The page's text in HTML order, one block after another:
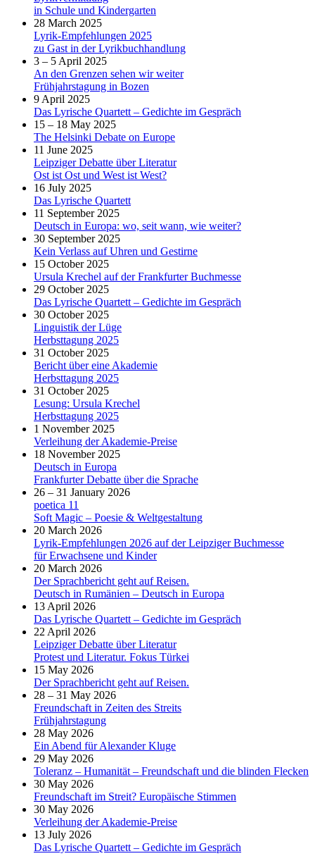
in Schule und Kindergarten
28 March 2025
Lyrik-Empfehlungen 2025
zu Gast in der Lyrikbuchhandlung
3 – 5 April 2025
An den Grenzen sehen wir weiter
Frühjahrstagung in Bozen
9 April 2025
Das Lyrische Quartett – Gedichte im Gespräch
15 – 18 May 2025
The Helsinki Debate on Europe
11 June 2025
Leipziger Debatte über Literatur
Ost ist Ost und West ist West?
16 July 2025
Das Lyrische Quartett
11 September 2025
Deutsch in Europa: wo, seit wann, wie weiter?
30 September 2025
Kein Verlass auf Uhren und Gestirne
15 October 2025
Ursula Krechel auf der Frankfurter Buchmesse
29 October 2025
Das Lyrische Quartett – Gedichte im Gespräch
30 October 2025
Linguistik der Lüge
Herbsttagung 2025
31 October 2025
Bericht über eine Akademie
Herbsttagung 2025
31 October 2025
Lesung: Ursula Krechel
Herbsttagung 2025
1 November 2025
Verleihung der Akademie-Preise
18 November 2025
Deutsch in Europa
Frankfurter Debatte über die Sprache
26 – 31 January 2026
poetica 11
Soft Magic – Poesie & Weltgestaltung
20 March 2026
Lyrik-Empfehlungen 2026 auf der Leipziger Buchmesse
für Erwachsene und Kinder
20 March 2026
Der Sprachbericht geht auf Reisen.
Deutsch in Rumänien – Deutsch in Europa
13 April 2026
Das Lyrische Quartett – Gedichte im Gespräch
22 April 2026
Leipziger Debatte über Literatur
Protest und Literatur. Fokus Türkei
15 May 2026
Der Sprachbericht geht auf Reisen.
28 – 31 May 2026
Freundschaft in Zeiten des Streits
Frühjahrstagung
28 May 2026
Ein Abend für Alexander Kluge
29 May 2026
Toleranz – Humanität – Freundschaft und die blinden Flecken
30 May 2026
Freundschaft im Streit? Europäische Stimmen
30 May 2026
Verleihung der Akademie-Preise
13 July 2026
Das Lyrische Quartett – Gedichte im Gespräch